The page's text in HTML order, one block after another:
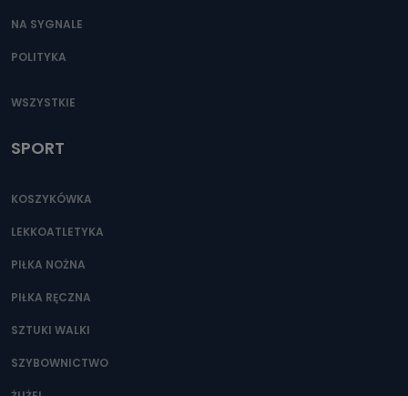
NA SYGNALE
POLITYKA
WSZYSTKIE
SPORT
KOSZYKÓWKA
LEKKOATLETYKA
PIŁKA NOŻNA
PIŁKA RĘCZNA
SZTUKI WALKI
SZYBOWNICTWO